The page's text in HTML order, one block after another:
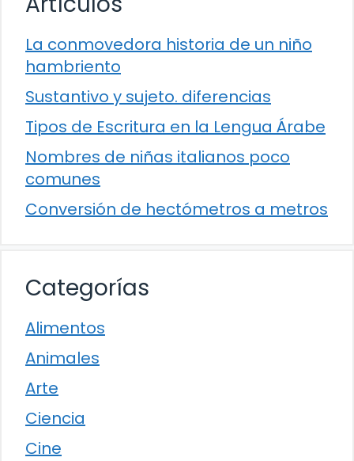
La conmovedora historia de un niño
hambriento
Sustantivo y sujeto. diferencias
Tipos de Escritura en la Lengua Árabe
Nombres de niñas italianos poco
comunes
Conversión de hectómetros a metros
Categorías
Alimentos
Animales
Arte
Ciencia
Cine